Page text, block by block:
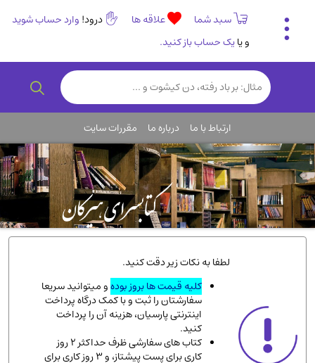
سبد شما علاقه ها درود! وارد حساب شوید
و یایک حساب باز کنید.
تاریخی و فرهنگی
(838)
رمان و داستان ایرانی(307)
روانشناسی(357)
انگلیسی و زبان خارجی(14)
کودکان و نوجوانان(76)
کتب نادر و کمیاب(19)
روانشناسی(112)
طب گیاهی و سنتی(45)
فلسفه و جامعه شناسی(151)
ادبیات و شعر
ادیان و مذاهب
دانشگاهی و آموزشی
ارتباط با ما درباره ما مقررات سایت
لطفا به نکات زیر دقت کنید.
کلیه قیمت ها بروز بودهو میتوانید سریعا
سفارشتان را ثبت و با کمک درگاه پرداخت
اینترنتی پارسیان، هزینه آن را پرداخت
کنید.
کتاب های سفارشی ظرف حداکثر 2 روز
کاری برای پست پیشتاز، و 3 روز کاری برای